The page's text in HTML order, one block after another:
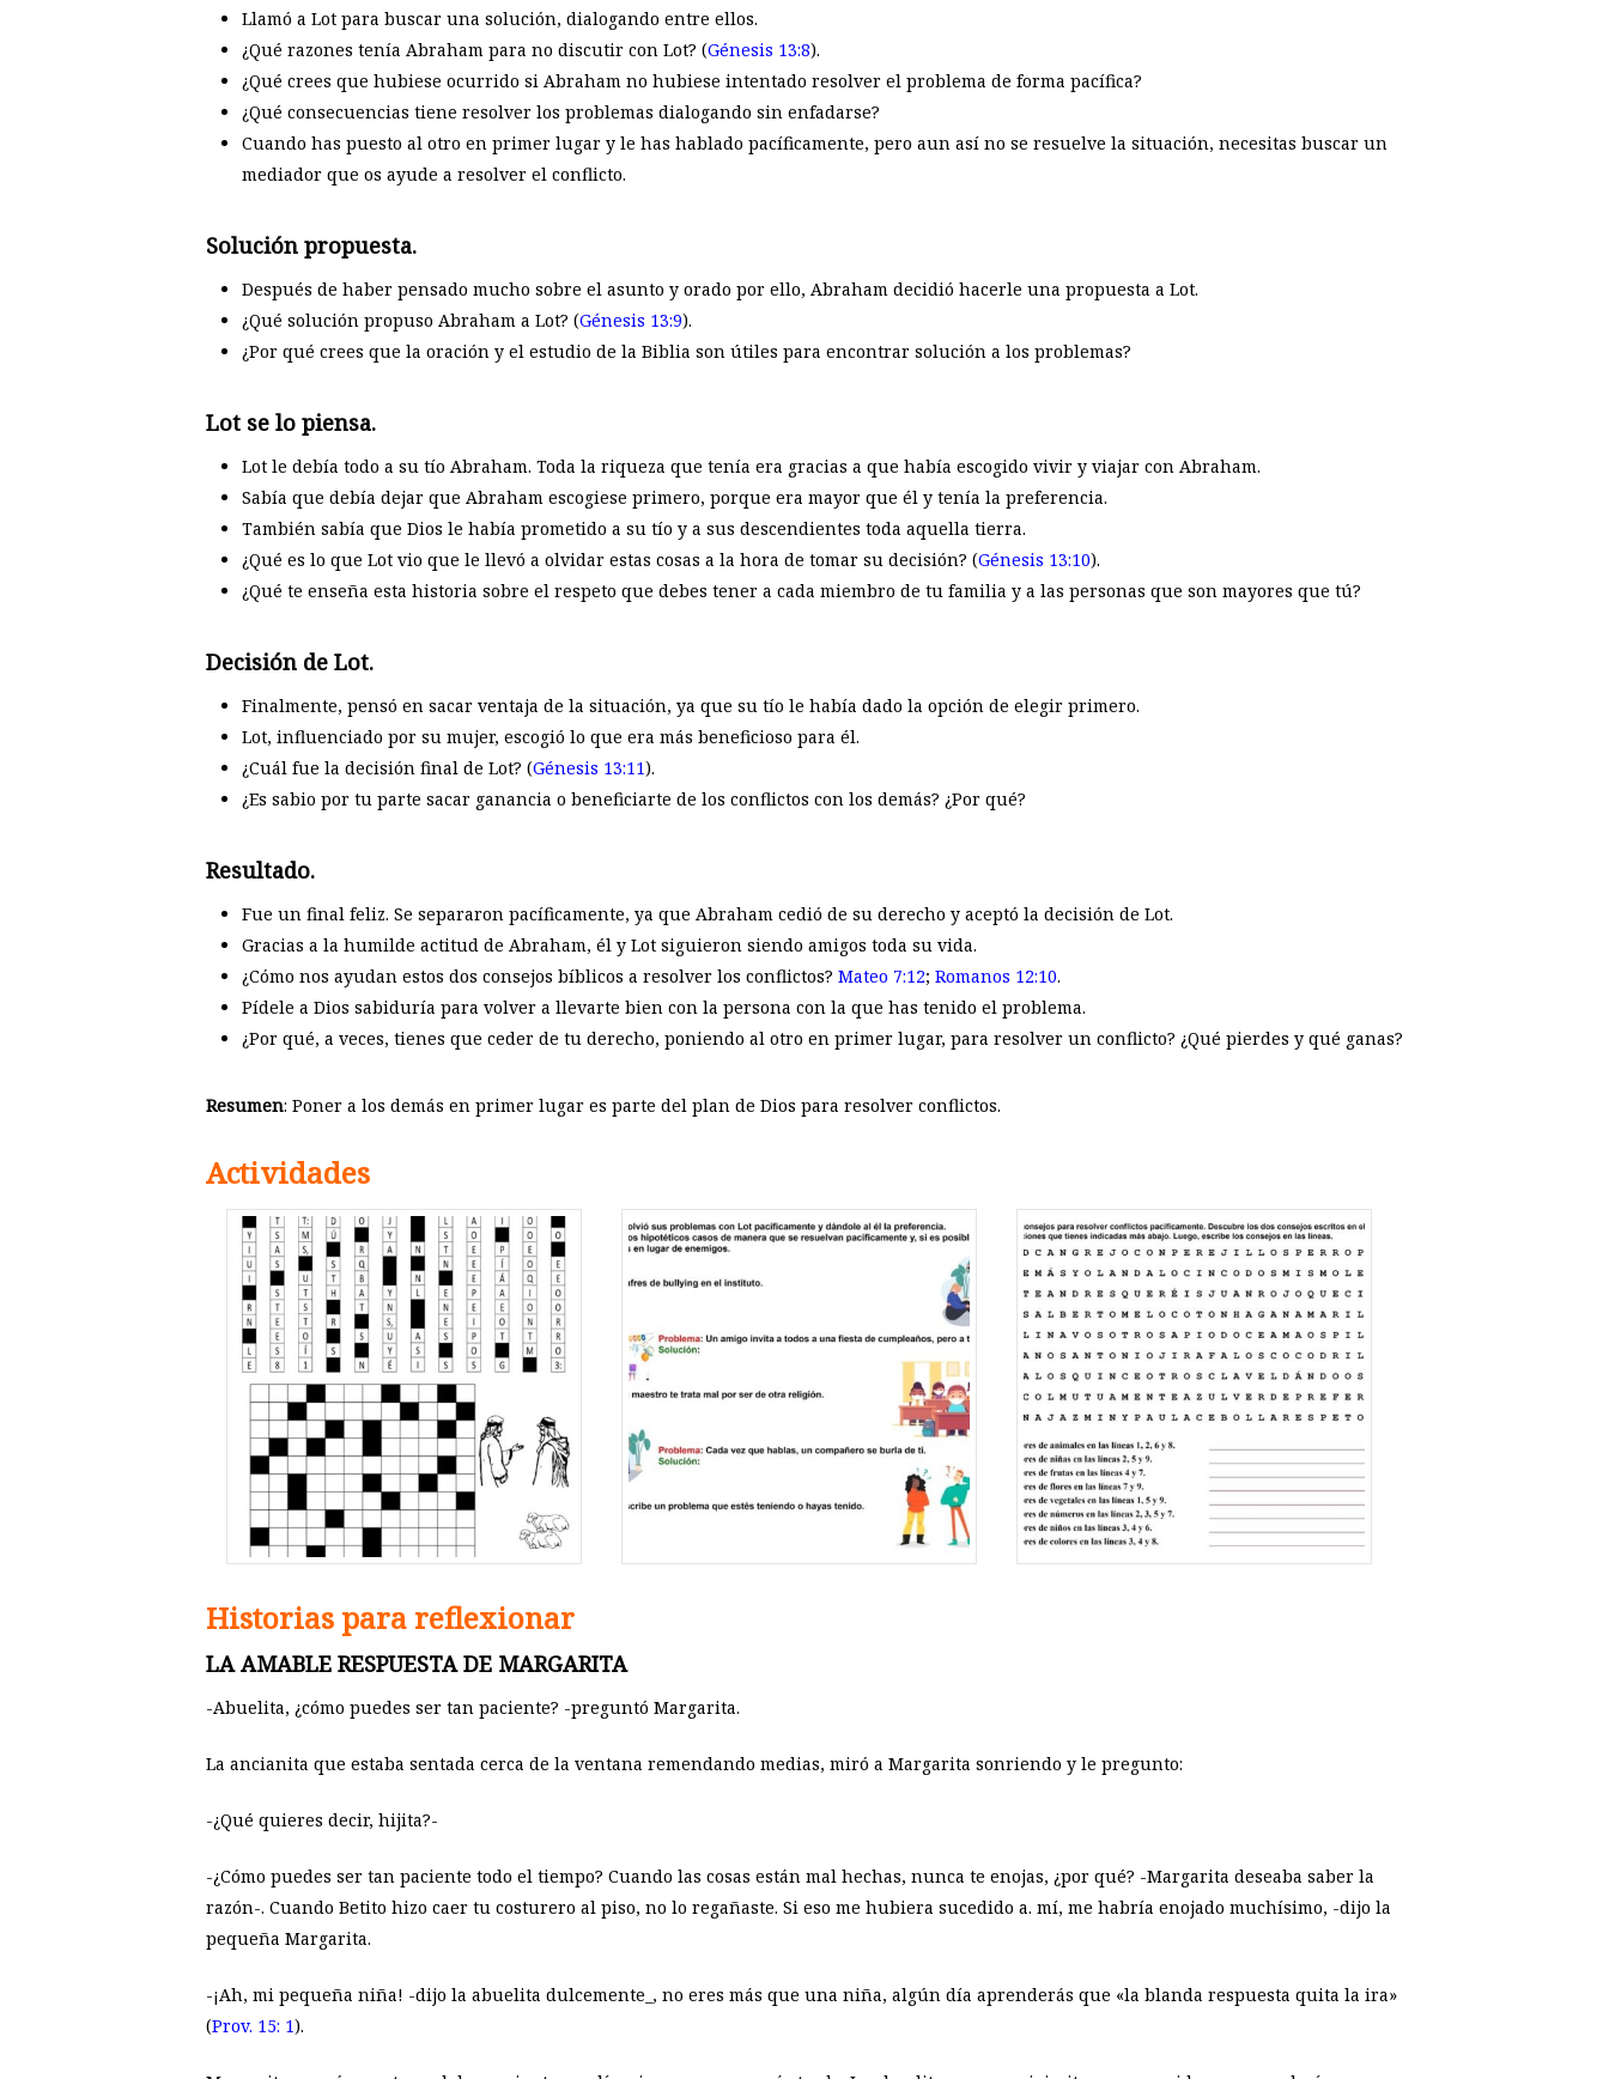
Llamó a Lot para buscar una solución, dialogando entre ellos.
¿Qué razones tenía Abraham para no discutir con Lot? (Génesis 13:8).
¿Qué crees que hubiese ocurrido si Abraham no hubiese intentado resolver el problema de forma pacífica?
¿Qué consecuencias tiene resolver los problemas dialogando sin enfadarse?
Cuando has puesto al otro en primer lugar y le has hablado pacíficamente, pero aun así no se resuelve la situación, necesitas buscar un
mediador que os ayude a resolver el conflicto.
Solución propuesta.
Después de haber pensado mucho sobre el asunto y orado por ello, Abraham decidió hacerle una propuesta a Lot.
¿Qué solución propuso Abraham a Lot? (Génesis 13:9).
¿Por qué crees que la oración y el estudio de la Biblia son útiles para encontrar solución a los problemas?
Lot se lo piensa.
Lot le debía todo a su tío Abraham. Toda la riqueza que tenía era gracias a que había escogido vivir y viajar con Abraham.
Sabía que debía dejar que Abraham escogiese primero, porque era mayor que él y tenía la preferencia.
También sabía que Dios le había prometido a su tío y a sus descendientes toda aquella tierra.
¿Qué es lo que Lot vio que le llevó a olvidar estas cosas a la hora de tomar su decisión? (Génesis 13:10).
¿Qué te enseña esta historia sobre el respeto que debes tener a cada miembro de tu familia y a las personas que son mayores que tú?
Decisión de Lot.
Finalmente, pensó en sacar ventaja de la situación, ya que su tío le había dado la opción de elegir primero.
Lot, influenciado por su mujer, escogió lo que era más beneficioso para él.
¿Cuál fue la decisión final de Lot? (Génesis 13:11).
¿Es sabio por tu parte sacar ganancia o beneficiarte de los conflictos con los demás? ¿Por qué?
Resultado.
Fue un final feliz. Se separaron pacíficamente, ya que Abraham cedió de su derecho y aceptó la decisión de Lot.
Gracias a la humilde actitud de Abraham, él y Lot siguieron siendo amigos toda su vida.
¿Cómo nos ayudan estos dos consejos bíblicos a resolver los conflictos? Mateo 7:12; Romanos 12:10.
Pídele a Dios sabiduría para volver a llevarte bien con la persona con la que has tenido el problema.
¿Por qué, a veces, tienes que ceder de tu derecho, poniendo al otro en primer lugar, para resolver un conflicto? ¿Qué pierdes y qué ganas?
Resumen: Poner a los demás en primer lugar es parte del plan de Dios para resolver conflictos.
Actividades
Historias para reflexionar
LA AMABLE RESPUESTA DE MARGARITA
-Abuelita, ¿cómo puedes ser tan paciente? -preguntó Margarita.
La ancianita que estaba sentada cerca de la ventana remendando medias, miró a Margarita sonriendo y le pregunto:
-¿Qué quieres decir, hijita?-
-¿Cómo puedes ser tan paciente todo el tiempo? Cuando las cosas están mal hechas, nunca te enojas, ¿por qué? -Margarita deseaba saber la
razón-. Cuando Betito hizo caer tu costurero al piso, no lo regañaste. Si eso me hubiera sucedido a. mí, me habría enojado muchísimo, -dijo la
pequeña Margarita.
-¡Ah, mi pequeña niña! -dijo la abuelita dulcemente_, no eres más que una niña, algún día aprenderás que «la blanda respuesta quita la ira»
(Prov. 15: 1).